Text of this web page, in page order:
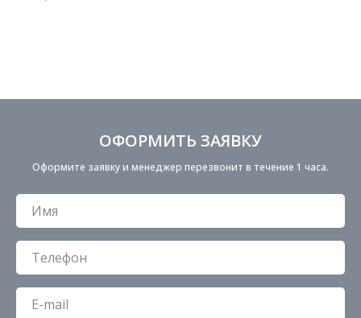
ОФОРМИТЬ ЗАЯВКУ
Оформите заявку и менеджер перезвонит в течение 1 часа.